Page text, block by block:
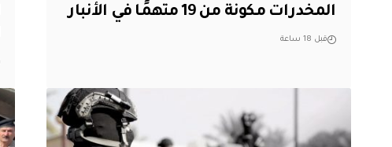
المخدرات مكونة من 19 متهمًا في الأنبار
قبل 18 ساعة